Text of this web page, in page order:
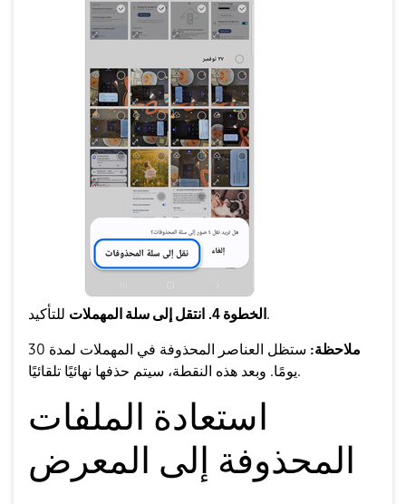
الخطوة 4. انتقل إلى سلة المهملات للتأكيد.
ملاحظة:
ستظل العناصر المحذوفة في المهملات لمدة 30
يومًا. وبعد هذه النقطة، سيتم حذفها نهائيًا تلقائيًا.
استعادة الملفات
المحذوفة إلى المعرض